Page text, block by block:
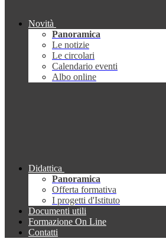
Novità
Panoramica
Le notizie
Le circolari
Calendario eventi
Albo online
Didattica
Panoramica
Offerta formativa
I progetti d'Istituto
Documenti utili
Formazione On Line
Contatti